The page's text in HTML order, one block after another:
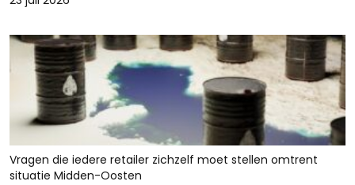
Vragen die iedere retailer zichzelf moet stellen omtrent
situatie Midden-Oosten